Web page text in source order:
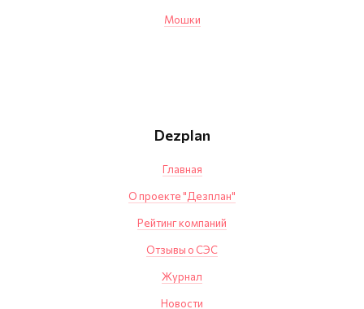
Dezplan
Главная
О проекте "Дезплан"
Рейтинг компаний
Отзывы о СЭС
Журнал
Новости
Мошки